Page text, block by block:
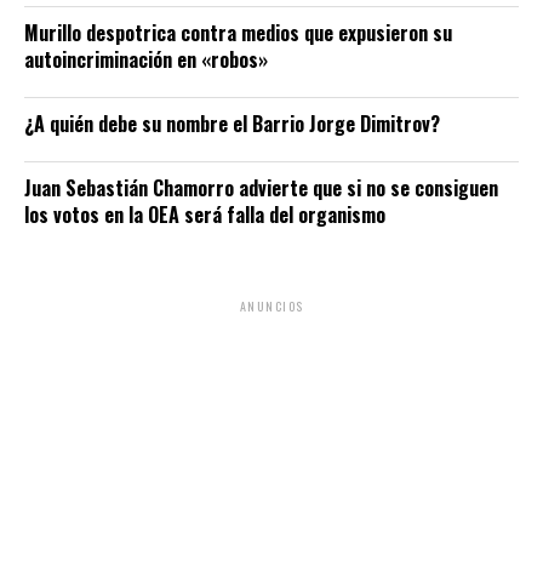
Murillo despotrica contra medios que expusieron su
autoincriminación en «robos»
¿A quién debe su nombre el Barrio Jorge Dimitrov?
Juan Sebastián Chamorro advierte que si no se consiguen
los votos en la OEA será falla del organismo
ANUNCIOS